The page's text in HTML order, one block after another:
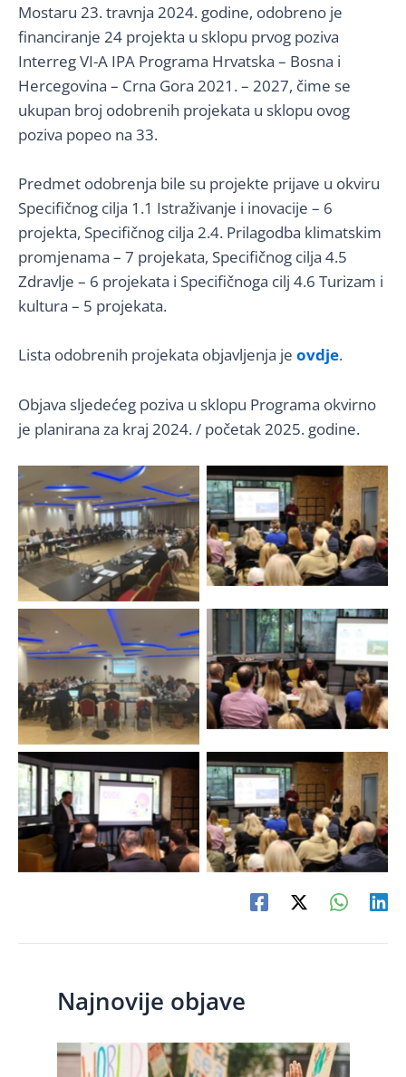
Mostaru 23. travnja 2024. godine, odobreno je
financiranje 24 projekta u sklopu prvog poziva
Interreg VI-A IPA Programa Hrvatska – Bosna i
Hercegovina – Crna Gora 2021. – 2027, čime se
ukupan broj odobrenih projekata u sklopu ovog
poziva popeo na 33.
Predmet odobrenja bile su projekte prijave u okviru
Specifičnog cilja 1.1 Istraživanje i inovacije – 6
projekta, Specifičnog cilja 2.4. Prilagodba klimatskim
promjenama – 7 projekata, Specifičnog cilja 4.5
Zdravlje – 6 projekata i Specifičnoga cilj 4.6 Turizam i
kultura – 5 projekata.
Lista odobrenih projekata objavljenja je ovdje.
Objava sljedećeg poziva u sklopu Programa okvirno
je planirana za kraj 2024. / početak 2025. godine.
Najnovije objave